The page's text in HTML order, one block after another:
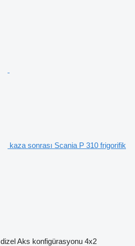
kaza sonrası Scania P 310 frigorifik
dizelAks konfigürasyonu 4x2